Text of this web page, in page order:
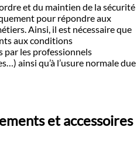
et du maintien de la sécurité
pour répondre aux
Ainsi, il est nécessaire que
aux conditions
par les professionnels
ainsi qu’à l’usure normale due
et accessoires